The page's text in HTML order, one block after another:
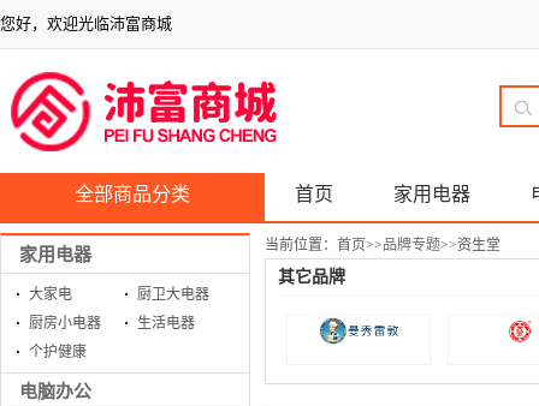
您好，欢迎光临沛富商城
全部商品分类 首页 家用电器
家用电器
大家电
厨卫大电器
厨房小电器
生活电器
个护健康
电脑办公
当前位置： 首页>>品牌专题>>资生堂
其它品牌